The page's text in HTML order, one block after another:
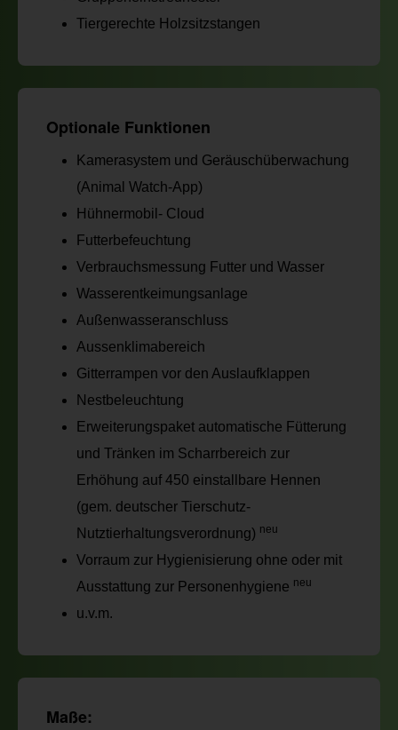
Tiergerechte Holzsitzstangen
Optionale Funktionen
Kamerasystem und Geräuschüberwachung
(Animal Watch-App)
Hühnermobil- Cloud
Futterbefeuchtung
Verbrauchsmessung Futter und Wasser
Wasserentkeimungsanlage
Außenwasseranschluss
Aussenklimabereich
Gitterrampen vor den Auslaufklappen
Nestbeleuchtung
Erweiterungspaket automatische Fütterung
und Tränken im Scharrbereich zur
Erhöhung auf 450 einstallbare Hennen
(gem. deutscher Tierschutz-
Nutztierhaltungsverordnung) neu
Vorraum zur Hygienisierung ohne oder mit
Ausstattung zur Personenhygiene neu
u.v.m.
Maße: